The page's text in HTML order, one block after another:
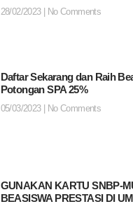
28/02/2023 No Comments
Daftar Sekarang dan Raih
Potongan SPA 25%
05/03/2023 No Comments
GUNAKAN KARTU SNBP-
BEASISWA PRESTASI DI